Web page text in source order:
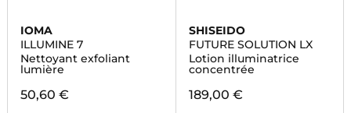
IOMA
ILLUMINE 7
Nettoyant exfoliant
lumière
50,60 €
SHISEIDO
FUTURE SOLUTION LX
Lotion illuminatrice
concentrée
189,00 €